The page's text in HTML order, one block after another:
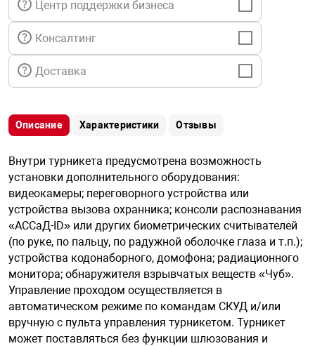
техника
автомобили
техника
средства охраны
ключи
сигнализации
Центр поддержки бизнеса
Консалтинг
Доставка
Описание Характеристики Отзывы
Внутри турникета предусмотрена возможность
установки дополнительного оборудования:
видеокамеры; переговорного устройства или
устройства вызова охранника; консоли распознавания
«АССаД-ID» или других биометрических считывателей
(по руке, по пальцу, по радужной оболочке глаза и т.п.);
устройства кодонаборного, домофона; радиационного
монитора; обнаружителя взрывчатых веществ «Чуб».
Управление проходом осуществляется в
автоматическом режиме по командам СКУД и/или
вручную с пульта управления турникетом. Турникет
может поставляться без функции шлюзования и